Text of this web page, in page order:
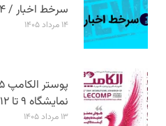
سرخط اخبار / ۱۴ مرداد ۱۴۰۵
۱۴ مرداد ۱۴۰۵
نمایشگاه ۹ تا ۱۲ شهریور برگزار می‌شود
۱۳ مرداد ۱۴۰۵